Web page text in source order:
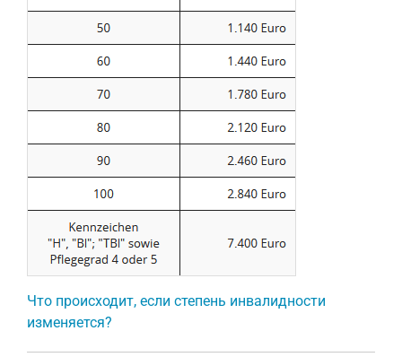
Что происходит, если степень инвалидности
изменяется?